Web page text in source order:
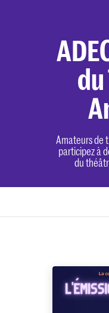
Amateurs de
participez à
du